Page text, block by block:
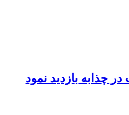
چذابه بازدید نمود